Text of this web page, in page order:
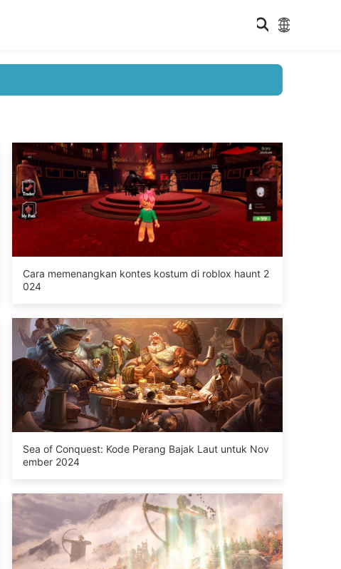
Cara memenangkan kontes kostum di roblox haunt 2
024
Sea of ​​Conquest: Kode Perang Bajak Laut untuk Nov
ember 2024